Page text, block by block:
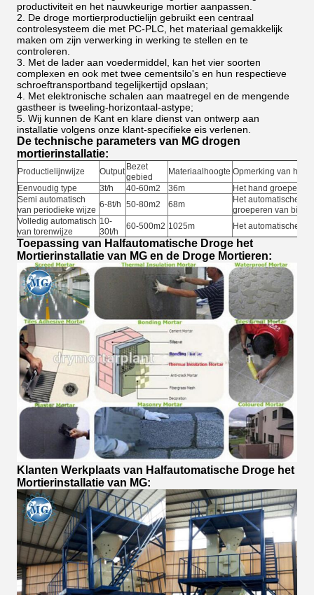
productiviteit en het nauwkeurige mortier aanpassen.
2. De droge mortierproductielijn gebruikt een centraal
controlesysteem die met PC-PLC, het materiaal gemakkelijk
maken om zijn verwerking in werking te stellen en te
controleren.
3. Met de lader aan voedermiddel, kan het vier soorten
complexen en ook met twee cementsilo's en hun respectieve
schroeftransportband tegelijkertijd opslaan;
4. Met elektronische schalen aan maatregel en de mengende
gastheer is tweeling-horizontaal-astype;
5. Wij kunnen de Kant en klare dienst van ontwerp aan
installatie volgens onze klant-specifieke eis verlenen.
De technische parameters van MG drogen
mortierinstallatie:
Productielijnwijze Output Bezet
gebied
Materiaalhoogte Opmerking van het
Eenvoudig type
3t/h 40-60m2 36m
Het hand
Semi automatisch
van periodieke wijze
6-8t/h 50-80m2 68m
Het automatische
groeperen van
Volledig automatisch
van torenwijze
10-
30t/h
60-500m2 1025m Het automatische
Toepassing van Halfautomatische Droge het
Mortierinstallatie van MG en de Droge Mortieren:
Klanten Werkplaats van Halfautomatische Droge het
Mortierinstallatie van MG: